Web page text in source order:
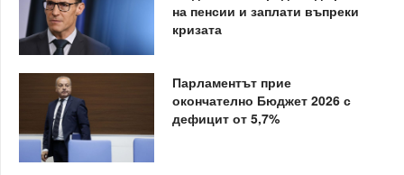
на пенсии и заплати въпреки
кризата
Парламентът прие
окончателно Бюджет 2026 с
дефицит от 5,7%